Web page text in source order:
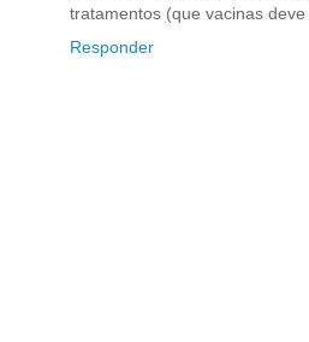
tratamentos (que vacinas deve
Responder